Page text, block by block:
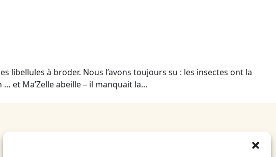
libellules à broder. Nous l’avons toujours su : les insectes ont la
et Ma’Zelle abeille – il manquait la…